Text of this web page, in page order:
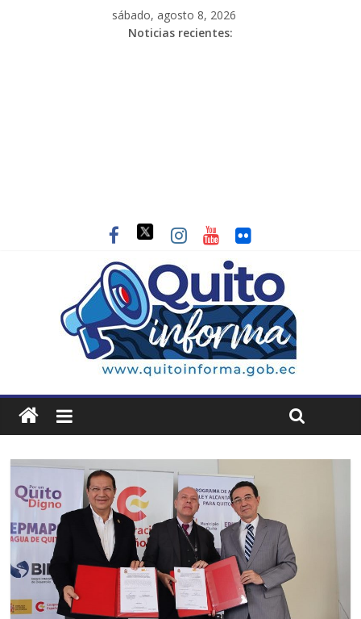
sábado, agosto 8, 2026
Noticias recientes: